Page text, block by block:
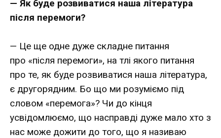
— Як буде розвиватися наша література
після перемоги?
— Це ще одне дуже складне питання
про «після перемоги», на тлі якого питання
про те, як буде розвиватися наша література,
є другорядним. Бо що ми розуміємо під
словом «перемога»? Чи до кінця
усвідомлюємо, що насправді дуже мало хто з
нас може дожити до того, що я називаю